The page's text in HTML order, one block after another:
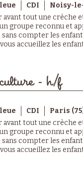
CDI
Noisy-
tout une crèche
groupe reconnu et
compter les
accueillez les
- h/f
CDI
Paris
tout une crèche
groupe reconnu et
compter les
accueillez les